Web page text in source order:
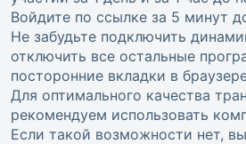
Войдите по ссылке за 5 минут
Не забудьте подключить
отключить все остальные
посторонние вкладки в
Для оптимального качества
рекомендуем использовать
Если такой возможности нет,